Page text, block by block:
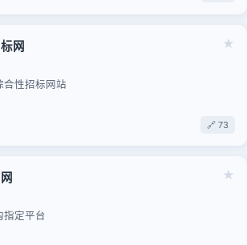
★
网
合性招标网站
🔗 73
★
指定平台